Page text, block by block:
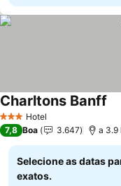
3 EstrelasHotel
Charltons Banff
7,8 Boa 3.647 a 3.9
Selecione as datas
exatos.